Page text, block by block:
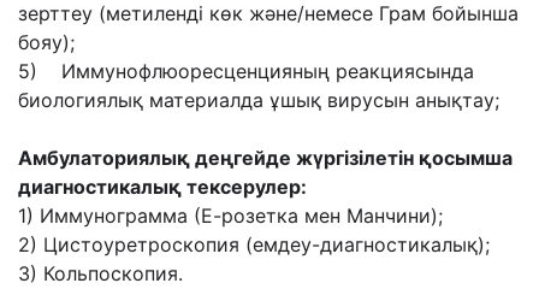
зерттеу (метиленді көк және/немесе Грам бойынша
бояу);
5) Иммунофлюоресценцияның реакциясында
биологиялық материалда ұшық вирусын анықтау;
Амбулаториялық деңгейде жүргізілетін қосымша
диагностикалық тексерулер:
1) Иммунограмма (Е-розетка мен Манчини);
2) Цистоуретроскопия (емдеу-диагностикалық);
3) Кольпоскопия.